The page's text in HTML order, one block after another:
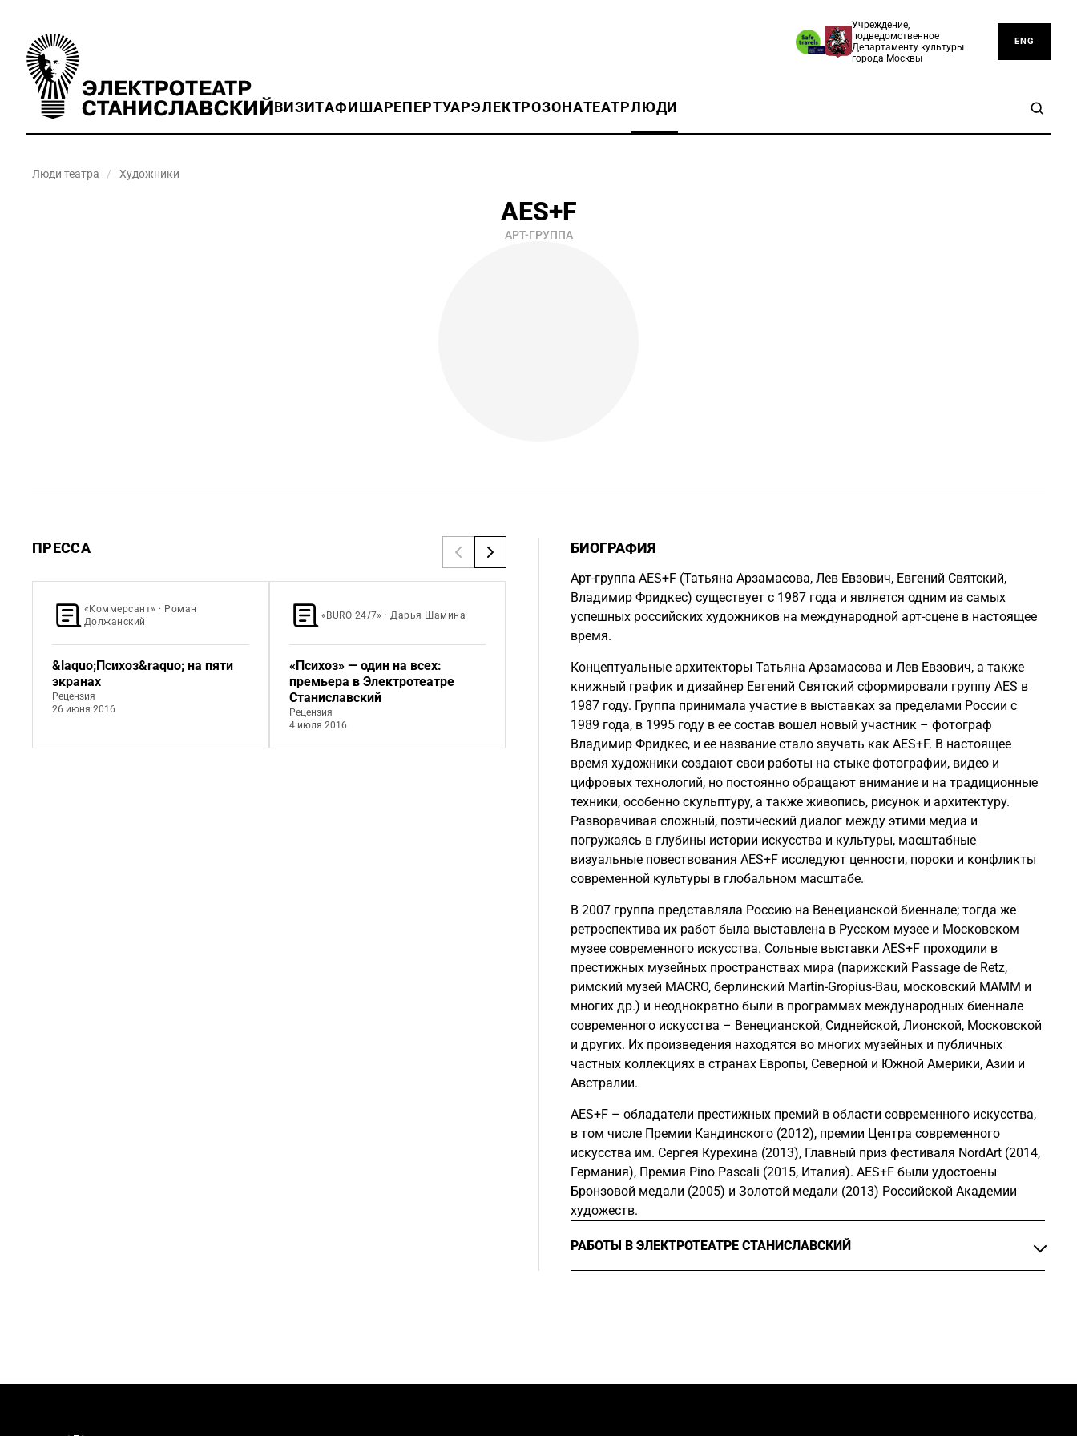
Учреждение,
подведомственное
Департаменту культуры
города Москвы
ENG
ВИЗИТАФИШАРЕПЕРТУАРЭЛЕКТРОЗОНАТЕАТРЛЮДИ
Люди театра / Художники
AES+F
АРТ-ГРУППА
ПРЕССА
«Коммерсант» · Роман
Должанский
&laquo;Психоз&raquo; на пяти
экранах
Рецензия
26 июня 2016
«BURO 24/7» · Дарья Шамина
«Психоз» — один на всех:
премьера в Электротеатре
Станиславский
Рецензия
4 июля 2016
«​Афиша Daily» · Марина
Анциперова, Алексей Киселев
«Динозавр такая же
реальность, как и корова»:
интервью с AES+F
10 октября 2016
«​«Москва 24»»
AES+F: "В "Психозе" мы
вернулись к теме телесного в
формате новых технологий"
Интервью
26 июня 2016
БИОГРАФИЯ
Арт-группа AES+F (Татьяна Арзамасова, Лев Евзович, Евгений Святский,
Владимир Фридкес) существует с 1987 года и является одним из самых
успешных российских художников на международной арт-сцене в настоящее
время.
Концептуальные архитекторы Татьяна Арзамасова и Лев Евзович, а также
книжный график и дизайнер Евгений Святский сформировали группу AES в
1987 году. Группа принимала участие в выставках за пределами России с
1989 года, в 1995 году в ее состав вошел новый участник – фотограф
Владимир Фридкес, и ее название стало звучать как AES+F. В настоящее
время художники создают свои работы на стыке фотографии, видео и
цифровых технологий, но постоянно обращают внимание и на традиционные
техники, особенно скульптуру, а также живопись, рисунок и архитектуру.
Разворачивая сложный, поэтический диалог между этими медиа и
погружаясь в глубины истории искусства и культуры, масштабные
визуальные повествования AES+F исследуют ценности, пороки и конфликты
современной культуры в глобальном масштабе.
В 2007 группа представляла Россию на Венецианской биеннале; тогда же
ретроспектива их работ была выставлена в Русском музее и Московском
музее современного искусства. Сольные выставки AES+F проходили в
престижных музейных пространствах мира (парижский Passage de Retz,
римский музей MACRO, берлинский Martin-Gropius-Bau, московский МАММ и
многих др.) и неоднократно были в программах международных биеннале
современного искусства – Венецианской, Сиднейской, Лионской, Московской
и других. Их произведения находятся во многих музейных и публичных
частных коллекциях в странах Европы, Северной и Южной Америки, Азии и
Австралии.
AES+F – обладатели престижных премий в области современного искусства,
в том числе Премии Кандинского (2012), премии Центра современного
искусства им. Сергея Курехина (2013), Главный приз фестиваля NordArt (2014,
Германия), Премия Pino Pascali (2015, Италия). AES+F были удостоены
Бронзовой медали (2005) и Золотой медали (2013) Российской Академии
художеств.
РАБОТЫ В ЭЛЕКТРОТЕАТРЕ СТАНИСЛАВСКИЙ